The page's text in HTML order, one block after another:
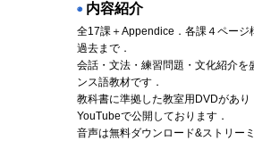
◉ 内容紹介
全17課＋Appendice．各課４ページ
過去まで．
会話・文法・練習問題・文化紹介を
ンス語教材です．
教科書に準拠した教室用DVDがあ
YouTubeで公開しております．
音声は無料ダウンロード&ストリー